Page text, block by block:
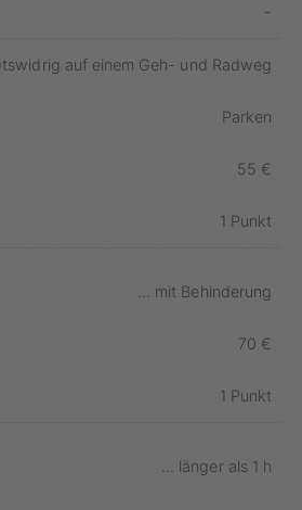
-
auf einem Geh- und Radweg
Parken
55 €
1 Punkt
... mit Behinderung
70 €
1 Punkt
... länger als 1 h